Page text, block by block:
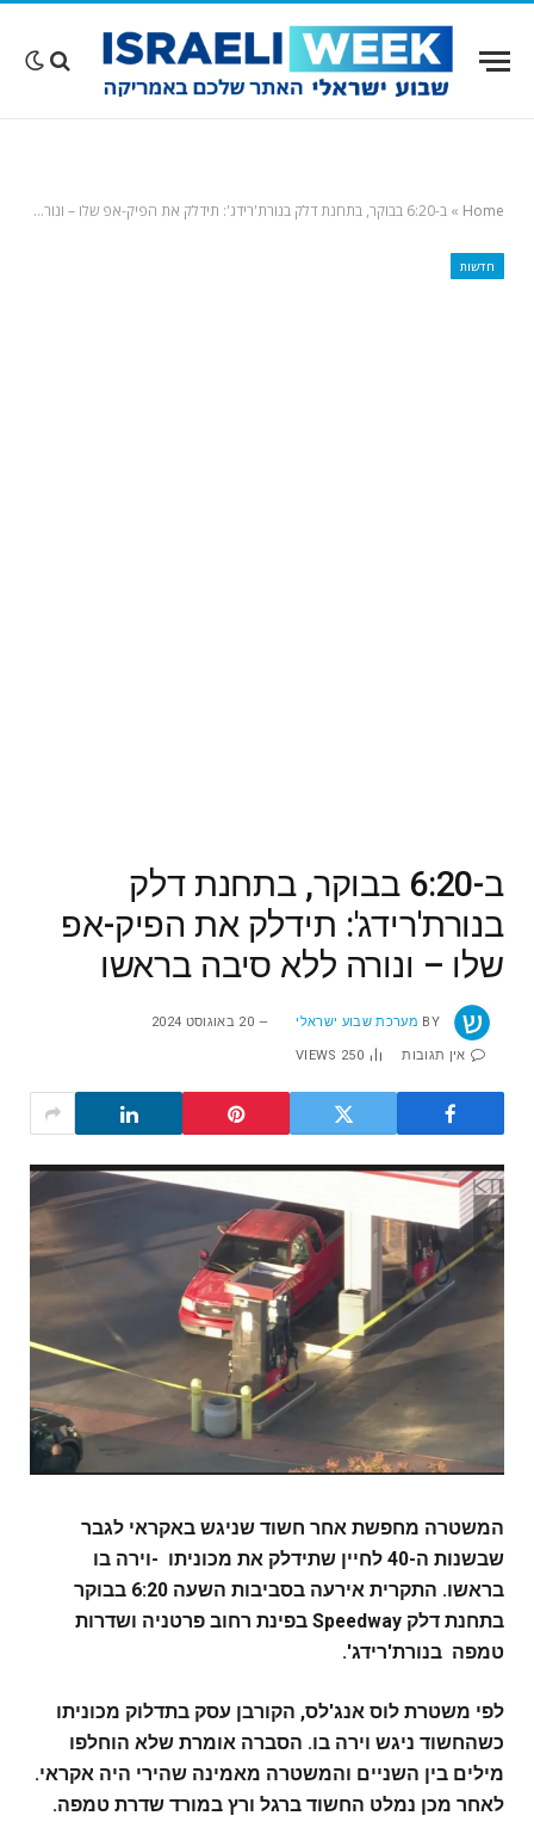
Home
» ב-6:20 בבוקר, בתחנת דלק בנורת'רידג': תידלק את הפיק-אפ שלו – ונורה ללא סיבה בראשו
חדשות
ב-6:20 בבוקר, בתחנת דלק
בנורת'רידג': תידלק את הפיק-אפ
שלו – ונורה ללא סיבה בראשו
BY מערכת שבוע ישראלי 20 באוגוסט 2024
אין תגובות 250
VIEWS
המשטרה מחפשת אחר חשוד שניגש באקראי לגבר
שבשנות ה-40 לחיין שתידלק את מכוניתו -וירה בו
בראשו. התקרית אירעה בסביבות השעה 6:20 בבוקר
בתחנת דלק Speedway בפינת רחוב פרטניה ושדרות
טמפה בנורת'רידג'.
לפי משטרת לוס אנג'לס, הקורבן עסק בתדלוק מכוניתו
כשהחשוד ניגש וירה בו. הסברה אומרת שלא הוחלפו
מילים בין השניים והמשטרה מאמינה שהירי היה אקראי.
לאחר מכן נמלט החשוד ברגל ורץ במורד שדרת טמפה.